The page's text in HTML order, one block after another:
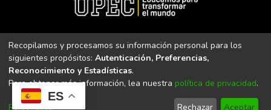
ES
Universidad Politécnica Estatal del Carchi
Universidad Politécnica Estatal del Carchi | Acreditada por el
CACES Resolución N°. 160-SE-33-CACES-2020
Recopilamos y procesamos su información personal para los
siguientes propósitos: Autenticación, Preferencias,
Reconocimiento y Estadísticas.
Para obtener más información, lea nuestra política de privacidad.
Personalizar Rechazar Aceptar